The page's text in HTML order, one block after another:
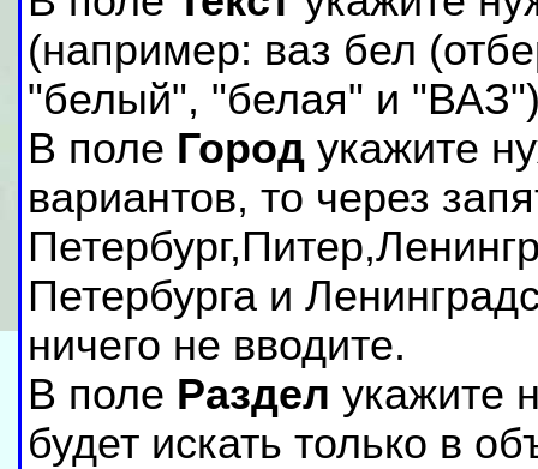
(например: ваз бел
"белый", "белая" и
В поле Город укажите
вариантов, то через
Петербурга и
ничего не вводите.
В поле Раздел укажите
будет искать только в